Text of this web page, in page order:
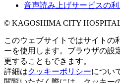
音声読み上げサービスの
© KAGOSHIMA CITY
このウェブサイトではサイトの
ーを使用します。ブラウザの設
更することもできます。
詳細はクッキーポリシーについ